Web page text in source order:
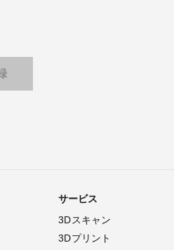
サービス
3Dスキャン
3Dプリント